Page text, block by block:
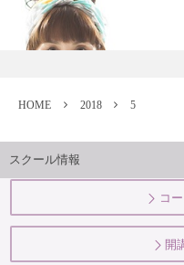
HOME 2018 5
スクール情報
コ
開